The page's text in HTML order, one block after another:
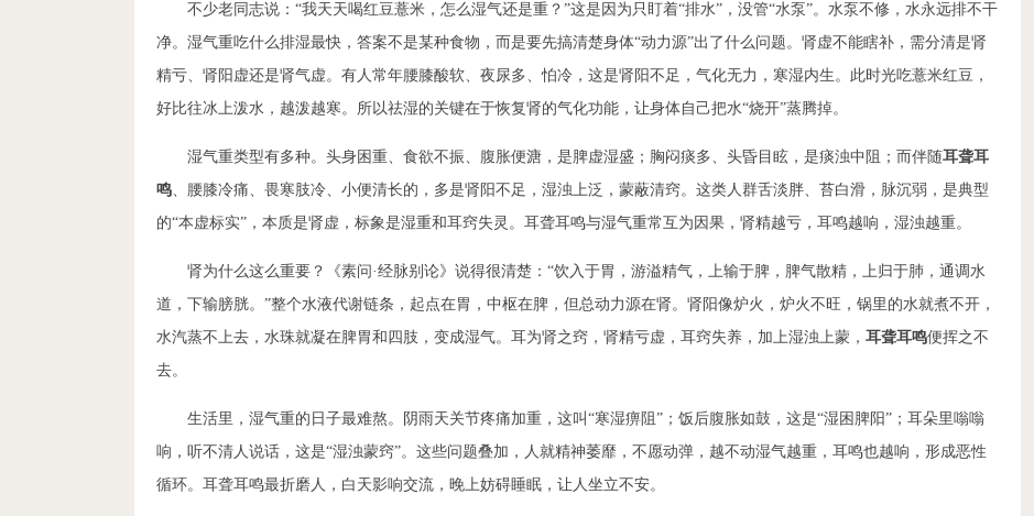
不少老同志说：“我天天喝红豆薏米，怎么湿气还是重？”这是因为只盯着“排水”，没管“水泵”。水泵不修，水永远排不干
净。湿气重吃什么排湿最快，答案不是某种食物，而是要先搞清楚身体“动力源”出了什么问题。肾虚不能瞎补，需分清是肾
精亏、肾阳虚还是肾气虚。有人常年腰膝酸软、夜尿多、怕冷，这是肾阳不足，气化无力，寒湿内生。此时光吃薏米红豆，
好比往冰上泼水，越泼越寒。所以祛湿的关键在于恢复肾的气化功能，让身体自己把水“烧开”蒸腾掉。
湿气重类型有多种。头身困重、食欲不振、腹胀便溏，是脾虚湿盛；胸闷痰多、头昏目眩，是痰浊中阻；而伴随耳聋耳
鸣、腰膝冷痛、畏寒肢冷、小便清长的，多是肾阳不足，湿浊上泛，蒙蔽清窍。这类人群舌淡胖、苔白滑，脉沉弱，是典型
的“本虚标实”，本质是肾虚，标象是湿重和耳窍失灵。耳聋耳鸣与湿气重常互为因果，肾精越亏，耳鸣越响，湿浊越重。
肾为什么这么重要？《素问·经脉别论》说得很清楚：“饮入于胃，游溢精气，上输于脾，脾气散精，上归于肺，通调水
道，下输膀胱。”整个水液代谢链条，起点在胃，中枢在脾，但总动力源在肾。肾阳像炉火，炉火不旺，锅里的水就煮不开，
水汽蒸不上去，水珠就凝在脾胃和四肢，变成湿气。耳为肾之窍，肾精亏虚，耳窍失养，加上湿浊上蒙， 耳聋耳鸣便挥之不
去。
生活里，湿气重的日子最难熬。阴雨天关节疼痛加重，这叫“寒湿痹阻”；饭后腹胀如鼓，这是“湿困脾阳”；耳朵里嗡嗡
响，听不清人说话，这是“湿浊蒙窍”。这些问题叠加，人就精神萎靡，不愿动弹，越不动湿气越重，耳鸣也越响，形成恶性
循环。耳聋耳鸣最折磨人，白天影响交流，晚上妨碍睡眠，让人坐立不安。